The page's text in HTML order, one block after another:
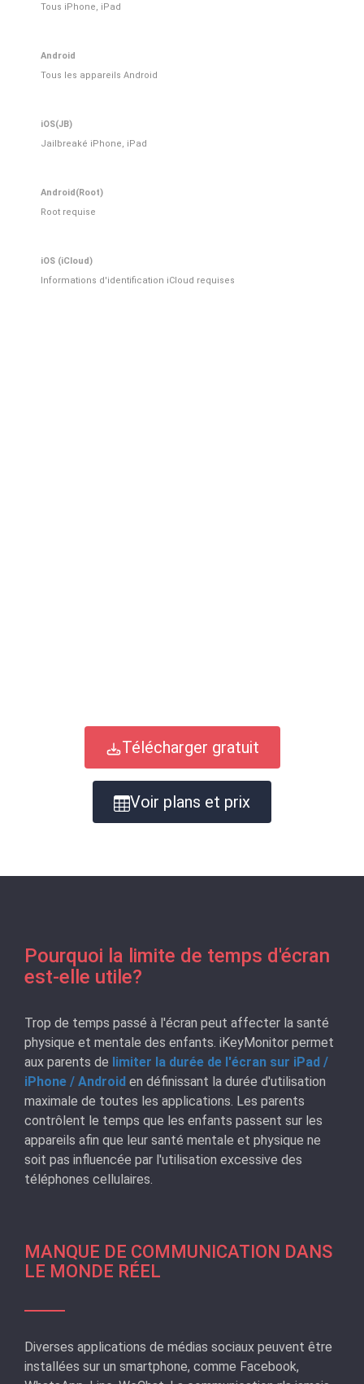
Tous iPhone, iPad
Android
Tous les appareils Android
iOS(JB)
Jailbreaké iPhone, iPad
Android(Root)
Root requise
iOS (iCloud)
Informations d'identification iCloud requises
Télécharger gratuit
Voir plans et prix
Pourquoi la limite de temps d'écran
est-elle utile?
Trop de temps passé à l'écran peut affecter la santé
physique et mentale des enfants. iKeyMonitor permet
aux parents de limiter la durée de l'écran sur iPad /
iPhone / Android en définissant la durée d'utilisation
maximale de toutes les applications. Les parents
contrôlent le temps que les enfants passent sur les
appareils afin que leur santé mentale et physique ne
soit pas influencée par l'utilisation excessive des
téléphones cellulaires.
MANQUE DE COMMUNICATION DANS
LE MONDE RÉEL
Diverses applications de médias sociaux peuvent être
installées sur un smartphone, comme Facebook,